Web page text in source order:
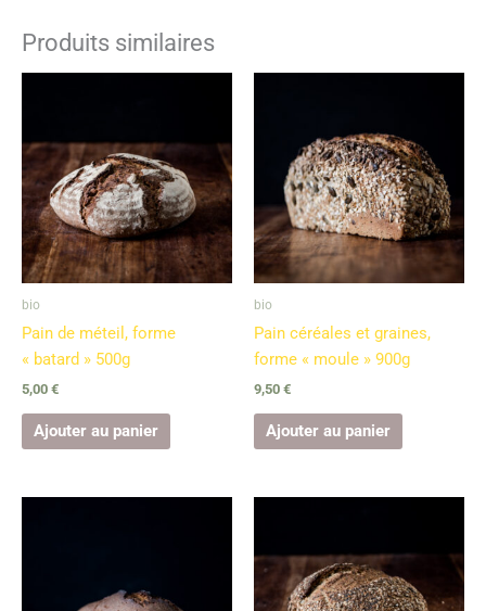
Produits similaires
bio
Pain de méteil, forme
« batard » 500g
5,00 €
Ajouter au panier
bio
Pain céréales et graines,
forme « moule » 900g
9,50 €
Ajouter au panier